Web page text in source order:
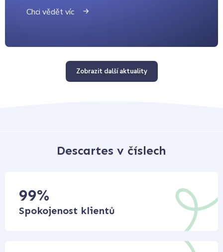
Chci vědět víc
Zobrazit další aktuality
Descartes v číslech
99%
Spokojenost klientů